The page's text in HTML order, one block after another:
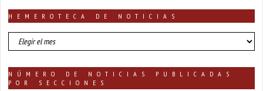
HEMEROTECA DE NOTICIAS
HEMEROTECA
DE
NÚMERO DE NOTICIAS PUBLICADAS
POR SECCIONES